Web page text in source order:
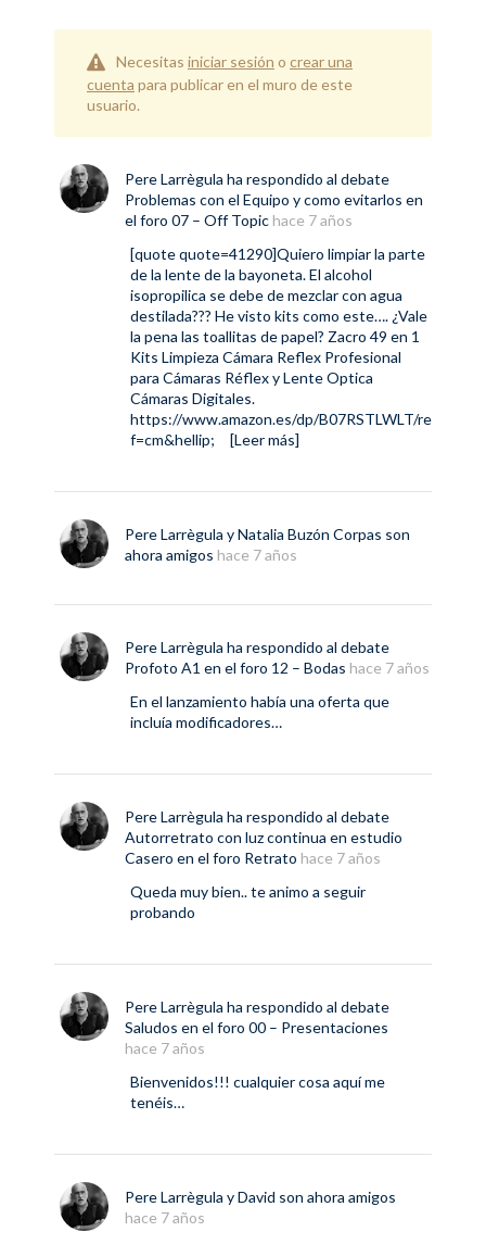
Necesitas iniciar sesión o crear una
cuenta para publicar en el muro de este
usuario.
Pere Larrègula ha respondido al debate
Problemas con el Equipo y como evitarlos en
el foro 07 – Off Topic hace 7 años
[quote quote=41290]Quiero limpiar la parte
de la lente de la bayoneta. El alcohol
isopropilica se debe de mezclar con agua
destilada??? He visto kits como este…. ¿Vale
la pena las toallitas de papel? Zacro 49 en 1
Kits Limpieza Cámara Reflex Profesional
para Cámaras Réflex y Lente Optica
Cámaras Digitales.
https://www.amazon.es/dp/B07RSTLWLT/re
f=cm&hellip; [Leer más]
Pere Larrègula yNatalia Buzón Corpas son
ahora amigos hace 7 años
Pere Larrègula ha respondido al debate
Profoto A1 en el foro 12 – Bodas hace 7 años
En el lanzamiento había una oferta que
incluía modificadores…
Pere Larrègula ha respondido al debate
Autorretrato con luz continua en estudio
Casero en el foro Retrato hace 7 años
Queda muy bien.. te animo a seguir
probando
Pere Larrègula ha respondido al debate
Saludos en el foro 00 – Presentaciones
hace 7 años
Bienvenidos!!! cualquier cosa aquí me
tenéis…
Pere Larrègula yDavid son ahora amigos
hace 7 años